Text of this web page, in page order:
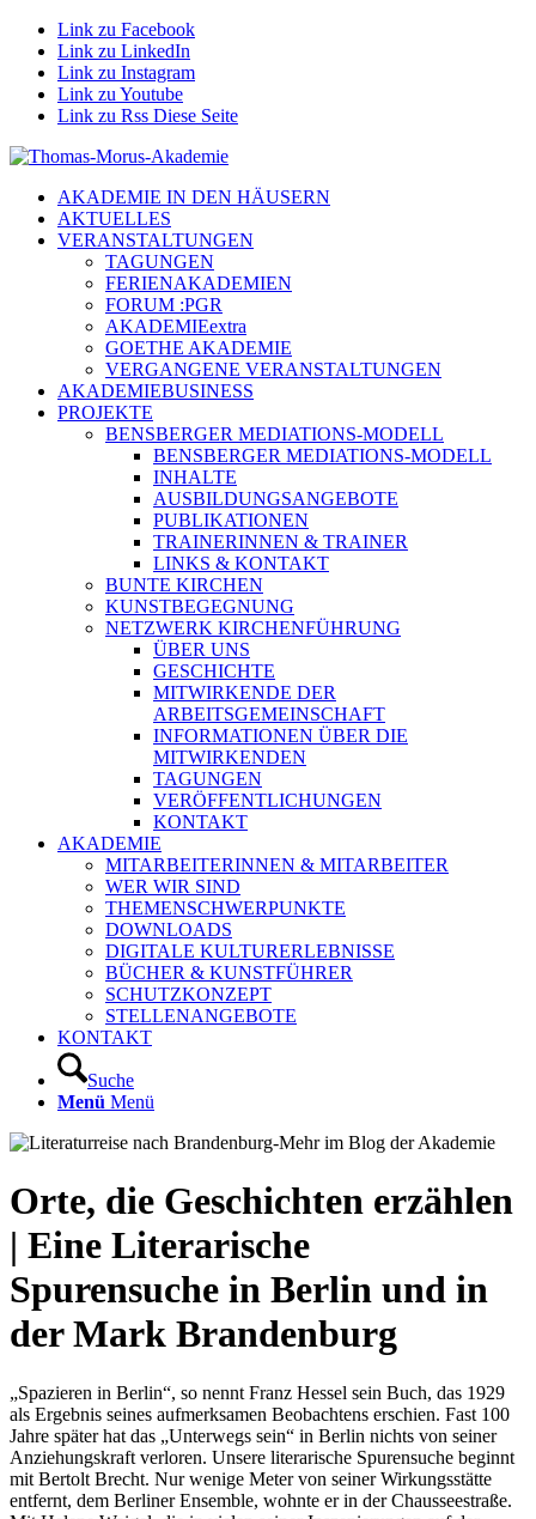
Link zu Facebook
Link zu LinkedIn
Link zu Instagram
Link zu Youtube
Link zu Rss Diese Seite
AKADEMIE IN DEN HÄUSERN
AKTUELLES
VERANSTALTUNGEN
TAGUNGEN
FERIENAKADEMIEN
FORUM :PGR
AKADEMIEextra
GOETHE AKADEMIE
VERGANGENE VERANSTALTUNGEN
AKADEMIEBUSINESS
PROJEKTE
BENSBERGER MEDIATIONS-MODELL
BENSBERGER MEDIATIONS-MODELL
INHALTE
AUSBILDUNGSANGEBOTE
PUBLIKATIONEN
TRAINERINNEN & TRAINER
LINKS & KONTAKT
BUNTE KIRCHEN
KUNSTBEGEGNUNG
NETZWERK KIRCHENFÜHRUNG
ÜBER UNS
GESCHICHTE
MITWIRKENDE DER
ARBEITSGEMEINSCHAFT
INFORMATIONEN ÜBER DIE
MITWIRKENDEN
TAGUNGEN
VERÖFFENTLICHUNGEN
KONTAKT
AKADEMIE
MITARBEITERINNEN & MITARBEITER
WER WIR SIND
THEMENSCHWERPUNKTE
DOWNLOADS
DIGITALE KULTURERLEBNISSE
BÜCHER & KUNSTFÜHRER
SCHUTZKONZEPT
STELLENANGEBOTE
KONTAKT
Suche
Menü Menü
Orte, die Geschichten erzählen
| Eine Literarische
Spurensuche in Berlin und in
der Mark Brandenburg
„Spazieren in Berlin“, so nennt Franz Hessel sein Buch, das 1929
als Ergebnis seines aufmerksamen Beobachtens erschien. Fast 100
Jahre später hat das „Unterwegs sein“ in Berlin nichts von seiner
Anziehungskraft verloren. Unsere literarische Spurensuche beginnt
mit Bertolt Brecht. Nur wenige Meter von seiner Wirkungsstätte
entfernt, dem Berliner Ensemble, wohnte er in der Chausseestraße.